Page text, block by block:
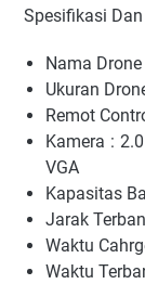
Spesifikasi
Nama
Ukuran
Remot
Kamera :
VGA
Kapasitas
Jarak
Waktu
Waktu